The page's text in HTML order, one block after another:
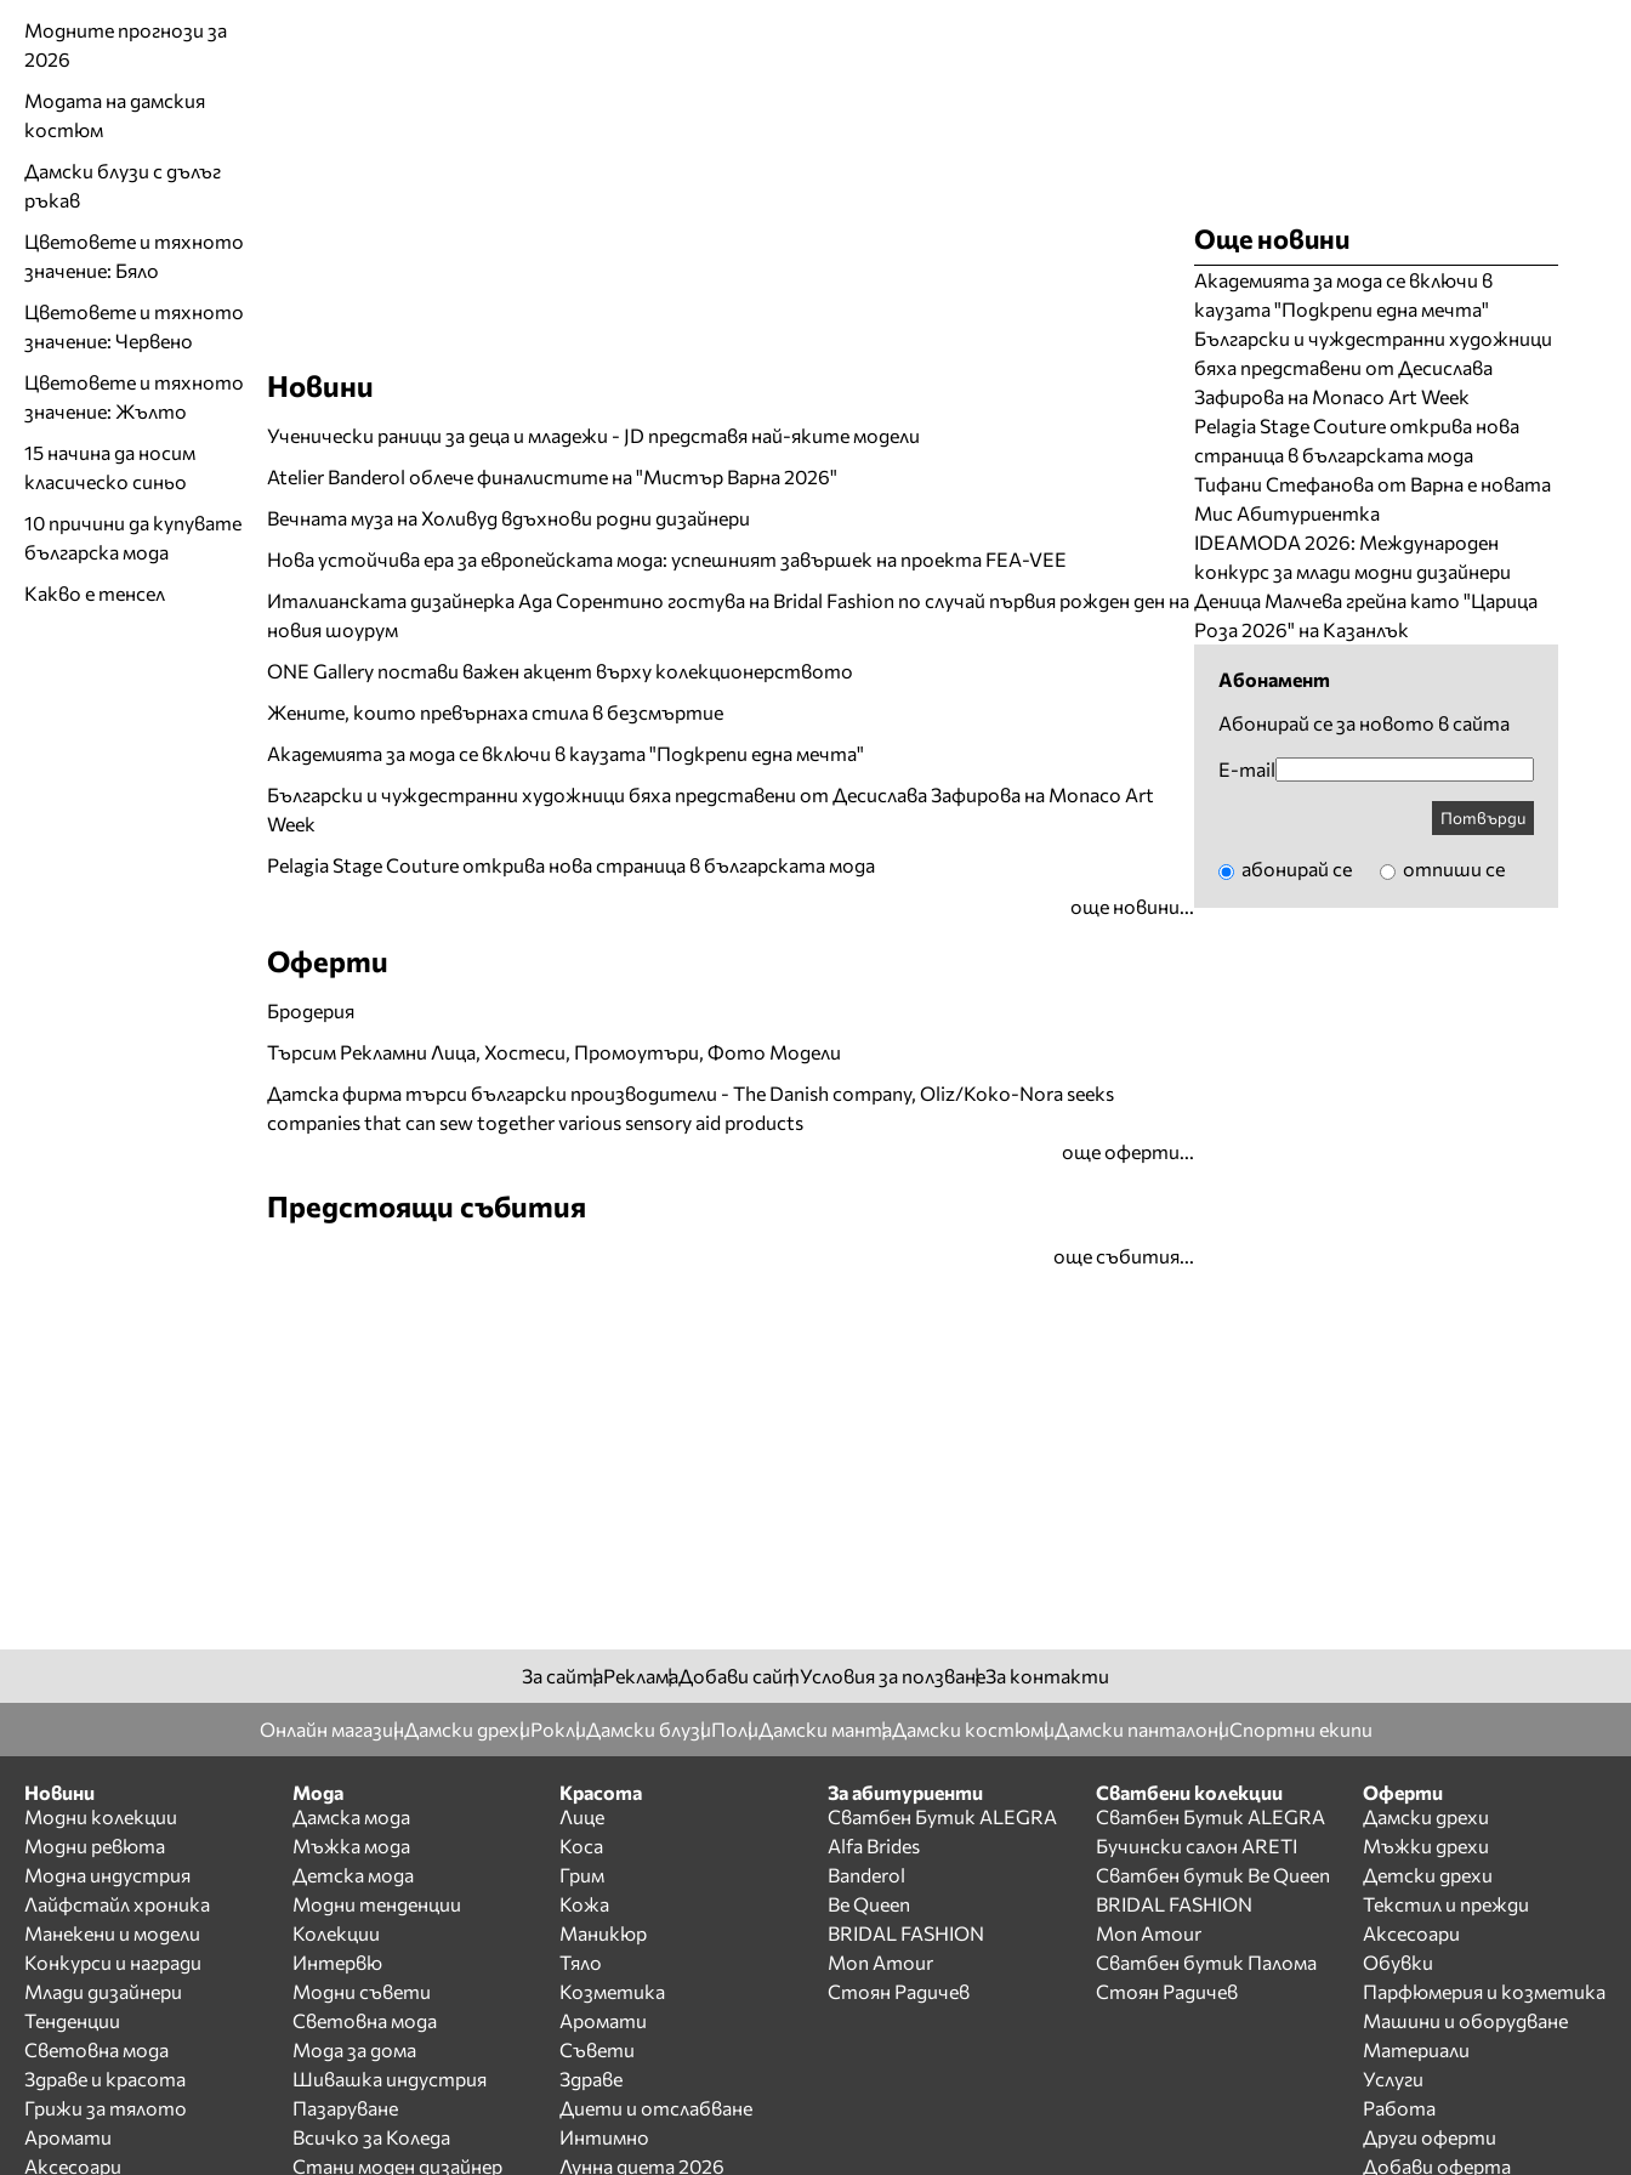
Новини
Ученически раници за деца и младежи - JD представя най-яките модели
Atelier Banderol облече финалистите на "Мистър Варна 2026"
Вечната муза на Холивуд вдъхнови родни дизайнери
Нова устойчива ера за европейската мода: успешният завършек на проекта FEA-VEE
Италианската дизайнерка Ада Сорентино гостува на Bridal Fashion по случай първия рожден ден на
новия шоурум
ONE Gallery постави важен акцент върху колекционерството
Жените, които превърнаха стила в безсмъртие
Академията за мода се включи в каузата "Подкрепи една мечта"
Български и чуждестранни художници бяха представени от Десислава Зафирова на Monaco Art
Week
Pelagia Stage Couture открива нова страница в българската мода
още новини...
Оферти
Бродерия
Търсим Рекламни Лица, Хостеси, Промоутъри, Фото Модели
Датска фирма търси български производители - The Danish company, Oliz/Koko-Nora seeks
companies that can sew together various sensory aid products
още оферти...
Предстоящи събития
още събития...
Модните прогнози за
2026
Модата на дамския
костюм
Дамски блузи с дълъг
ръкав
Цветовете и тяхното
значение: Бяло
Цветовете и тяхното
значение: Червено
Цветовете и тяхното
значение: Жълто
15 начина да носим
класическо синьо
10 причини да купувате
българска мода
Какво е тенсел
Още новини
Академията за мода се включи в
каузата "Подкрепи една мечта"
Български и чуждестранни художници
бяха представени от Десислава
Зафирова на Monaco Art Week
Pelagia Stage Couture открива нова
страница в българската мода
Тифани Стефанова от Варна е новата
Мис Абитуриентка
IDEAMODA 2026: Международен
конкурс за млади модни дизайнери
Деница Малчева грейна като "Царица
Роза 2026" на Казанлък
Абонамент
Абонирай се за новото в сайта
E-mail
Потвърди
абонирай се отпиши се
За сайтаРекламаДобави сайтУсловия за ползванеЗа контакти
Онлайн магазинДамски дрехиРоклиДамски блузиПолиДамски мантаДамски костюмиДамски панталониСпортни екипи
Новини
Модни колекции
Модни ревюта
Модна индустрия
Лайфстайл хроника
Манекени и модели
Конкурси и награди
Млади дизайнери
Тенденции
Световна мода
Здраве и красота
Грижи за тялото
Аромати
Аксесоари
Мода
Дамска мода
Мъжка мода
Детска мода
Модни тенденции
Колекции
Интервю
Модни съвети
Световна мода
Мода за дома
Шивашка индустрия
Пазаруване
Всичко за Коледа
Стани моден дизайнер
Красота
Лице
Коса
Грим
Кожа
Маникюр
Тяло
Козметика
Аромати
Съвети
Здраве
Диети и отслабване
Интимно
Лунна диета 2026
За абитуриенти
Сватбен Бутик ALEGRA
Alfa Brides
Banderol
Be Queen
BRIDAL FASHION
Mon Amour
Стоян Радичев
Сватбени колекции
Сватбен Бутик ALEGRA
Бучински салон ARETI
Сватбен бутик Be Queen
BRIDAL FASHION
Mon Amour
Сватбен бутик Палома
Стоян Радичев
Оферти
Дамски дрехи
Мъжки дрехи
Детски дрехи
Текстил и прежди
Аксесоари
Обувки
Парфюмерия и козметика
Машини и оборудване
Материали
Услуги
Работа
Други оферти
Добави оферта